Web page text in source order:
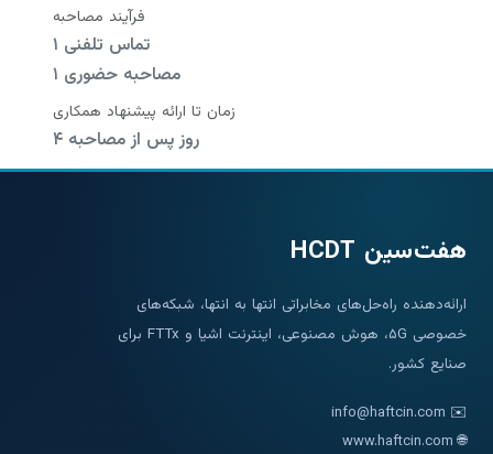
فرآیند مصاحبه
۱ تماس تلفنی
۱ مصاحبه حضوری
زمان تا ارائه پیشنهاد همکاری
۴ روز پس از مصاحبه
هفت‌سین HCDT
ارائه‌دهنده راه‌حل‌های مخابراتی انتها به انتها، شبکه‌های
خصوصی ۵G، هوش مصنوعی، اینترنت اشیا و FTTx برای
صنایع کشور.
✉️
info@haftcin.com
🌐
www.haftcin.com